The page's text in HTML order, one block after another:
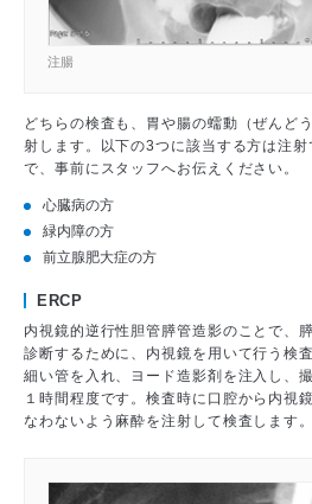
注腸
どちらの検査も、胃や腸の蠕動（ぜんど
射します。以下の3つに該当する方は注
で、事前にスタッフへお伝えください。
心臓病の方
緑内障の方
前立腺肥大症の方
ERCP
内視鏡的逆行性胆管膵管造影のことで、
診断するために、内視鏡を用いて行う検
細い管を入れ、ヨード造影剤を注入し、
１時間程度です。検査時に口腔から内視
なわないよう麻酔を注射して検査します。